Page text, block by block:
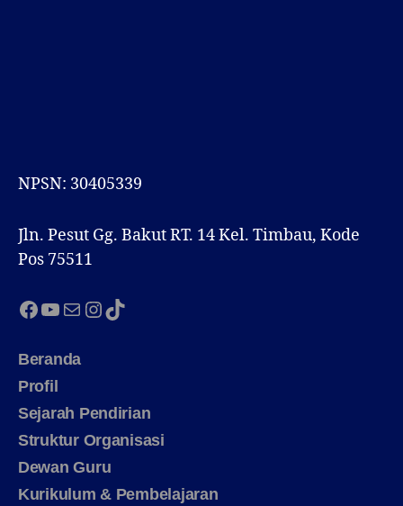
NPSN: 30405339
Jln. Pesut Gg. Bakut RT. 14 Kel. Timbau, Kode
Pos 75511
Facebook
YouTube
MailInstagram
TikTok
Beranda
Profil
Sejarah Pendirian
Struktur Organisasi
Dewan Guru
Kurikulum & Pembelajaran